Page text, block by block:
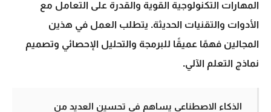
المهارات التكنولوجية القوية والقدرة على التعامل مع
الأدوات والتقنيات الحديثة. يتطلب العمل في هذين
المجالين فهمًا عميقًا للبرمجة والتحليل الإحصائي وتصميم
نماذج التعلم الآلي.
الذكاء الاصطناعي يساهم في تحسين العديد من